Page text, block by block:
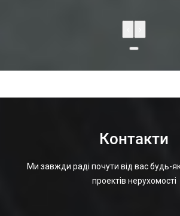
Контакти
Ми завжди раді почути від вас будь-
проектів нерухомості